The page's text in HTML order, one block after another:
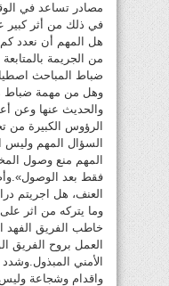
مصادر تساعد في
في ذلك من أثر كبير
هل المهم أن نعدد
من الجريمة
ضباط المباحث
وهل من مهمة ضباط
والحديث عنها وعن
الرؤوس الكبيرة من
السؤال المهم وليس
المهم منع وصول
فقط بعد
العنف، هل اجريتم
وما يتركه من اثر
خاطب الفريق الفهد
العمل بروح الفريق
الأمني
واقدام وشجاعة وليس